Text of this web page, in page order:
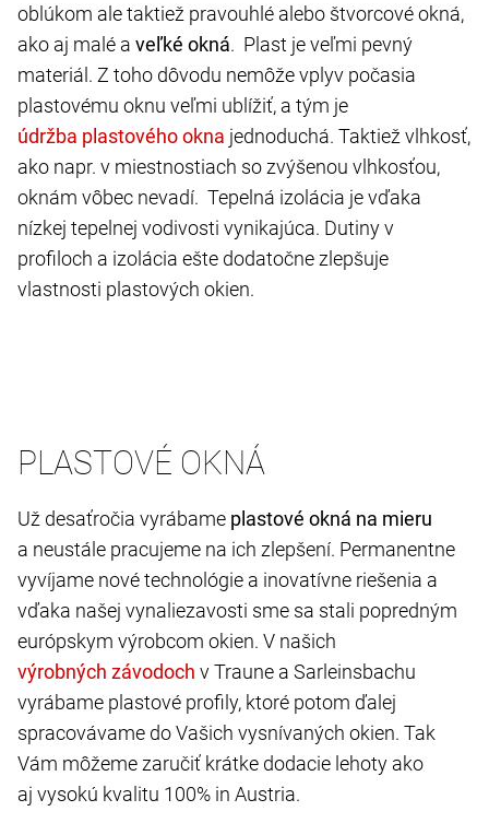
oblúkom ale taktiež pravouhlé alebo štvorcové okná,
ako aj malé a veľké okná. Plast je veľmi pevný
materiál. Z toho dôvodu nemôže vplyv počasia
plastovému oknu veľmi ublížiť, a tým je
jednoduchá. Taktiež vlhkosť,
ako napr. v miestnostiach so zvýšenou vlhkosťou,
oknám vôbec nevadí. Tepelná izolácia je vďaka
nízkej tepelnej vodivosti vynikajúca. Dutiny v
profiloch a izolácia ešte dodatočne zlepšuje
vlastnosti plastových okien.
PLASTOVÉ OKNÁ
Už desaťročia vyrábame plastové okná na mieru
a neustále pracujeme na ich zlepšení. Permanentne
vyvíjame nové technológie a inovatívne riešenia a
vďaka našej vynaliezavosti sme sa stali popredným
európskym výrobcom okien. V našich
v Traune a Sarleinsbachu
vyrábame plastové profily, ktoré potom ďalej
spracovávame do Vašich vysnívaných okien. Tak
Vám môžeme zaručiť krátke dodacie lehoty ako
aj vysokú kvalitu 100% in Austria.